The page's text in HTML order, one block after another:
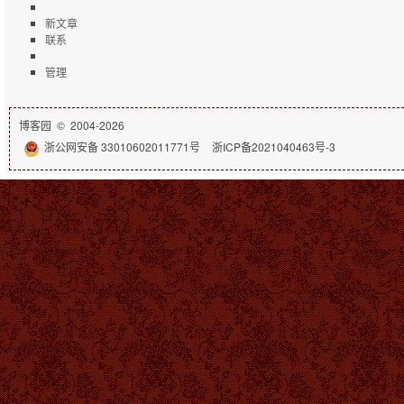
新文章
联系
管理
博客园 © 2004-2026
浙公网安备 33010602011771号
浙ICP备2021040463号-3